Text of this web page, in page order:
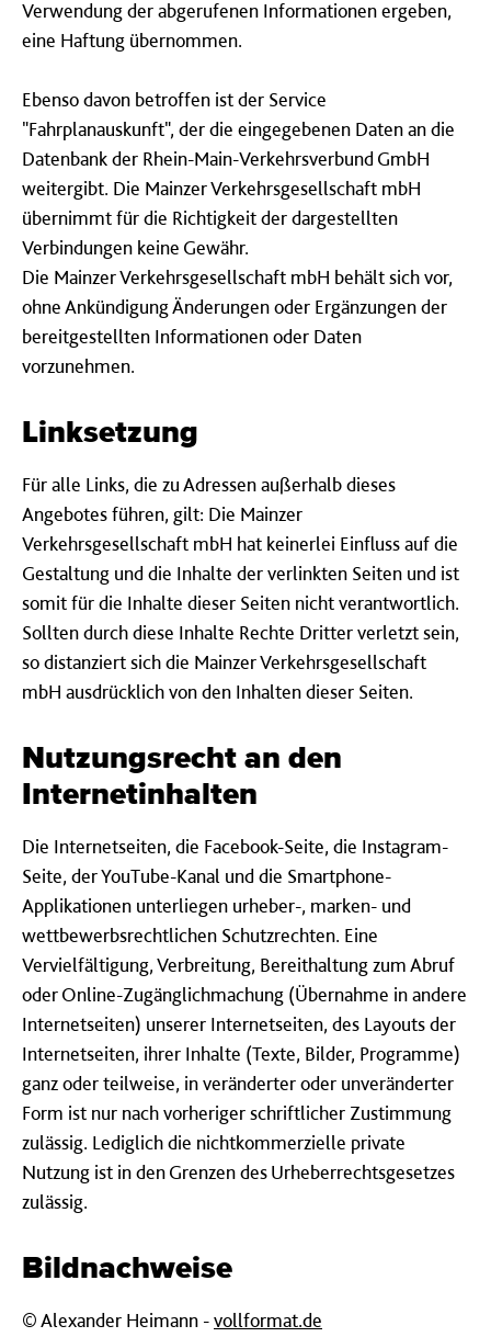
Verwendung der abgerufenen Informationen ergeben,
eine Haftung übernommen.
Ebenso davon betroffen ist der Service
"Fahrplanauskunft", der die eingegebenen Daten an die
Datenbank der Rhein-Main-Verkehrsverbund GmbH
weitergibt. Die Mainzer Verkehrsgesellschaft mbH
übernimmt für die Richtigkeit der dargestellten
Verbindungen keine Gewähr.
Die Mainzer Verkehrsgesellschaft mbH behält sich vor,
ohne Ankündigung Änderungen oder Ergänzungen der
bereitgestellten Informationen oder Daten
vorzunehmen.
Linksetzung
Für alle Links, die zu Adressen außerhalb dieses
Angebotes führen, gilt: Die Mainzer
Verkehrsgesellschaft mbH hat keinerlei Einfluss auf die
Gestaltung und die Inhalte der verlinkten Seiten und ist
somit für die Inhalte dieser Seiten nicht verantwortlich.
Sollten durch diese Inhalte Rechte Dritter verletzt sein,
so distanziert sich die Mainzer Verkehrsgesellschaft
mbH ausdrücklich von den Inhalten dieser Seiten.
Nutzungsrecht an den
Internetinhalten
Die Internetseiten, die Facebook-Seite, die Instagram-
Seite, der YouTube-Kanal und die Smartphone-
Applikationen unterliegen urheber-, marken- und
wettbewerbsrechtlichen Schutzrechten. Eine
Vervielfältigung, Verbreitung, Bereithaltung zum Abruf
oder Online-Zugänglichmachung (Übernahme in andere
Internetseiten) unserer Internetseiten, des Layouts der
Internetseiten, ihrer Inhalte (Texte, Bilder, Programme)
ganz oder teilweise, in veränderter oder unveränderter
Form ist nur nach vorheriger schriftlicher Zustimmung
zulässig. Lediglich die nichtkommerzielle private
Nutzung ist in den Grenzen des Urheberrechtsgesetzes
zulässig.
Bildnachweise
© Alexander Heimann -vollformat.de